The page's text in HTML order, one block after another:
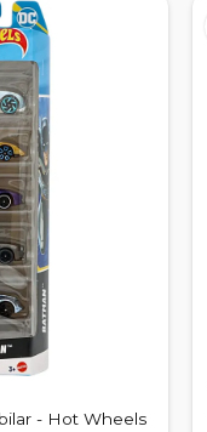
- Hot Wheels